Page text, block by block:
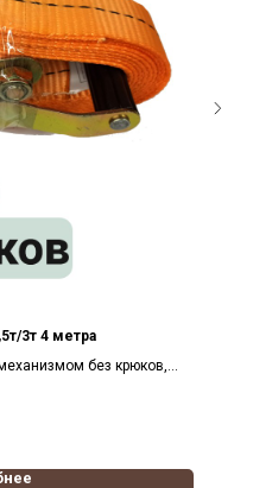
3т 4 метра
без крюков,